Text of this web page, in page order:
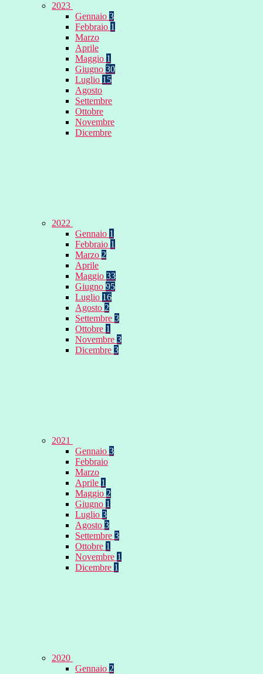
2023
Gennaio 3
Febbraio 1
Marzo
Aprile
Maggio 1
Giugno 30
Luglio 15
Agosto
Settembre
Ottobre
Novembre
Dicembre
2022
Gennaio 1
Febbraio 1
Marzo 2
Aprile
Maggio 33
Giugno 95
Luglio 16
Agosto 2
Settembre 3
Ottobre 1
Novembre 3
Dicembre 3
2021
Gennaio 3
Febbraio
Marzo
Aprile 1
Maggio 2
Giugno 1
Luglio 3
Agosto 3
Settembre 3
Ottobre 1
Novembre 1
Dicembre 1
2020
Gennaio 2